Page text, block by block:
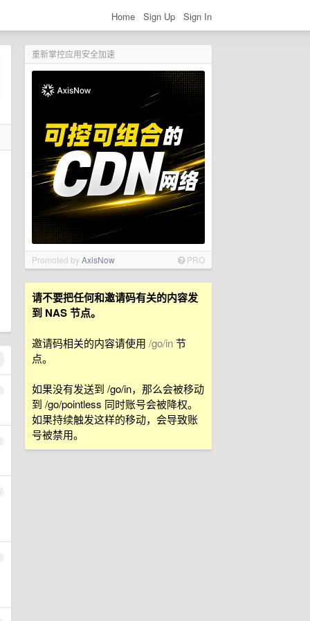
Home Sign Up Sign In
重新掌控应用安全加速
Promoted byAxisNow PRO
请不要把任何和邀请码有关的内容发
到 NAS 节点。
邀请码相关的内容请使用 /go/in节
点。
如果没有发送到 /go/in，那么会被移动
到 /go/pointless 同时账号会被降权。
如果持续触发这样的移动，会导致账
号被禁用。